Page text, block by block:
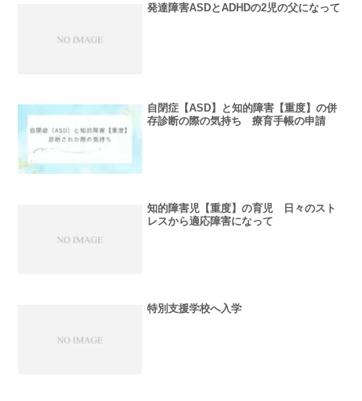
発達障害ASDとADHDの2児の父になって
自閉症【ASD】と知的障害【重度】の併
存診断の際の気持ち 療育手帳の申請
知的障害児【重度】の育児 日々のスト
レスから適応障害になって
特別支援学校へ入学